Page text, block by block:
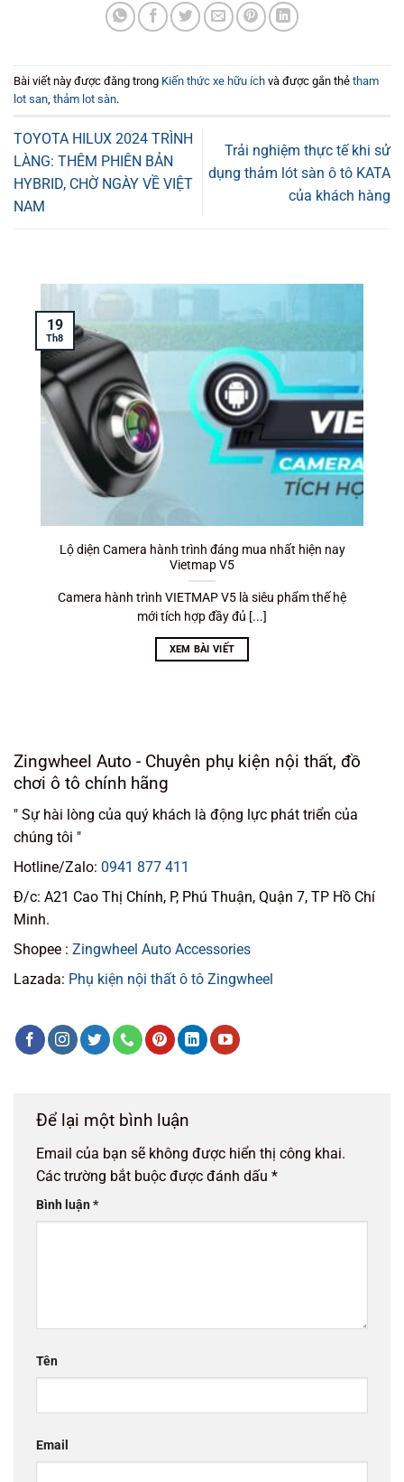
Bài viết này được đăng trong Kiến thức xe hữu ích và được gắn thẻ tham
lot san thảm lot sàn.
TOYOTA HILUX 2024 TRÌNH
LÀNG: THÊM PHIÊN BẢN
HYBRID, CHỜ NGÀY VỀ VIỆT
NAM
Trải nghiệm thực tế khi sử
dụng thảm lót sàn ô tô KATA
của khách hàng
Lộ diện Camera hành trình đáng mua nhất hiện nay
Vietmap V5
Camera hành trình VIETMAP V5 là siêu phẩm thế hệ
mới tích hợp đầy đủ [...]
XEM BÀI VIẾT
19
Th8
Zingwheel Auto - Chuyên phụ kiện nội thất, đồ
chơi ô tô chính hãng
" Sự hài lòng của quý khách là động lực phát triển của
chúng tôi "
Hotline/Zalo: 0941 877 411
Đ/c: A21 Cao Thị Chính, P, Phú Thuận, Quận 7, TP Hồ Chí
Minh.
Shopee : Zingwheel Auto Accessories
Lazada: Phụ kiện nội thất ô tô Zingwheel
Để lại một bình luận
Email của bạn sẽ không được hiển thị công khai.
Các trường bắt buộc được đánh dấu *
Bình luận*
Tên
Email